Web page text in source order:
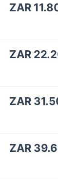
ZAR
ZAR
ZAR
ZAR